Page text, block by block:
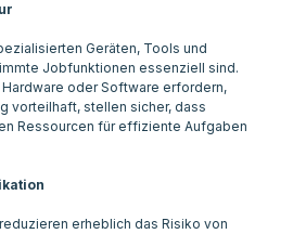
Geräten, Tools und
Jobfunktionen essenziell sind.
oder Software erfordern,
vorteilhaft, stellen sicher, dass
Ressourcen für effiziente Aufgaben
erheblich das Risiko von